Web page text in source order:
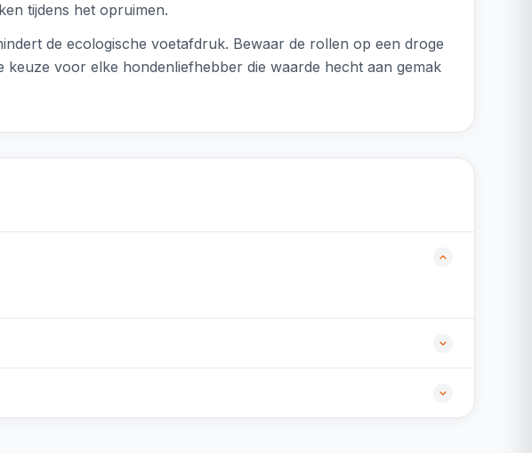
tijdens het opruimen.
de ecologische voetafdruk. Bewaar de rollen op een droge
voor elke hondenliefhebber die waarde hecht aan gemak